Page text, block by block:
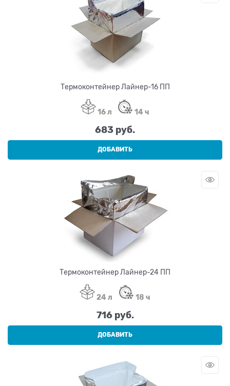
Термоконтейнер Лайнер-16 ПП
16 л 14 ч
683 руб.
ДОБАВИТЬ
Термоконтейнер Лайнер-24 ПП
24 л 18 ч
716 руб.
ДОБАВИТЬ